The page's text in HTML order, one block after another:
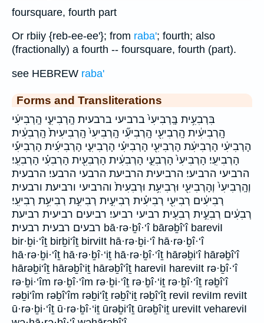
foursquare, fourth part
Or rbiiy {reb-ee-ee'}; from raba'; fourth; also
(fractionally) a fourth -- foursquare, fourth (part).
see HEBREW raba'
Forms and Transliterations
בִּרְבִעִ֥ית בָּֽרְבִיעִי֙ ברביעי ברבעית הָֽרְבִיעִ֑י הָֽרְבִיעִ֔י
הָֽרְבִיעִ֔ית הָֽרְבִיעִ֖י הָֽרְבִיעִ֞י הָֽרְבִיעִי֙ הָֽרְבִיעִית֙ הָֽרְבִעִ֔ית
הָרְבִיעִ֔י הָרְבִיעִ֔ת הָרְבִיעִ֖י הָרְבִיעִ֗י הָרְבִיעִ֛י הָרְבִיעִ֜ית הָרְבִיעִ֡י
הָרְבִיעִֽי׃ הָרְבִיעִי֙ הָרְבִעִ֑י הָרְבִעִ֔ית הָרְבִעִ֖ית הָרְבִעִ֗י הָרְבִעִֽי׃
הרביעי הרביעי׃ הרביעית הרביעת הרבעי הרבעי׃ הרבעית
וְהָֽרְבִיעִי֙ וְהָרְבִיעִ֖י וּרְבִיעִ֥ת וּרְבִעִית֙ והרביעי ורביעת ורבעית
רְבִיעִ֔ים רְבִיעִ֖י רְבִיעִ֗ית רְבִיעִ֣ית רְבִיעִ֣ת רְבִיעִ֥ת רְבִיעִֽי׃
רְבִעִ֔ים רְבִעִ֣ית רְבִעִֽית׃ רביעי רביעי׃ רביעים רביעית רביעת
רבעים רבעית רבעית׃ bā·rə·ḇî·‘î bārəḇî‘î bareviI
bir·ḇi·‘îṯ birḇi‘îṯ birviIt hā·rə·ḇi·‘î hā·rə·ḇî·‘î
hā·rə·ḇi·‘îṯ hā·rə·ḇî·‘iṯ hā·rə·ḇî·‘îṯ hārəḇi‘î hārəḇî‘î
hārəḇi‘îṯ hārəḇî‘iṯ hārəḇî‘îṯ hareviI hareviIt rə·ḇî·‘î
rə·ḇi·‘îm rə·ḇî·‘îm rə·ḇi·‘îṯ rə·ḇî·‘iṯ rə·ḇî·‘îṯ rəḇî‘î
rəḇi‘îm rəḇî‘îm rəḇi‘îṯ rəḇî‘iṯ rəḇî‘îṯ reviI reviIm reviIt
ū·rə·ḇi·‘îṯ ū·rə·ḇî·‘iṯ ūrəḇi‘îṯ ūrəḇî‘iṯ ureviIt vehareviI